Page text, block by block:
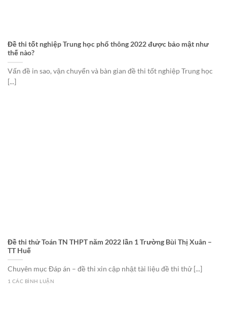
Đề thi tốt nghiệp Trung học phổ thông 2022 được bảo mật như
thế nào?
Vấn đề in sao, vận chuyển và bàn gian đề thi tốt nghiệp Trung học
[...]
Đề thi thử Toán TN THPT năm 2022 lần 1 Trường Bùi Thị Xuân –
TT Huế
Chuyên mục Đáp án – đề thi xin cập nhật tài liệu đề thi thử [...]
1 CÁC BÌNH LUẬN